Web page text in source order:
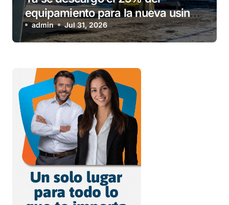
equipamiento para la nueva usina
de Ushuaia
admin Jul 31, 2026